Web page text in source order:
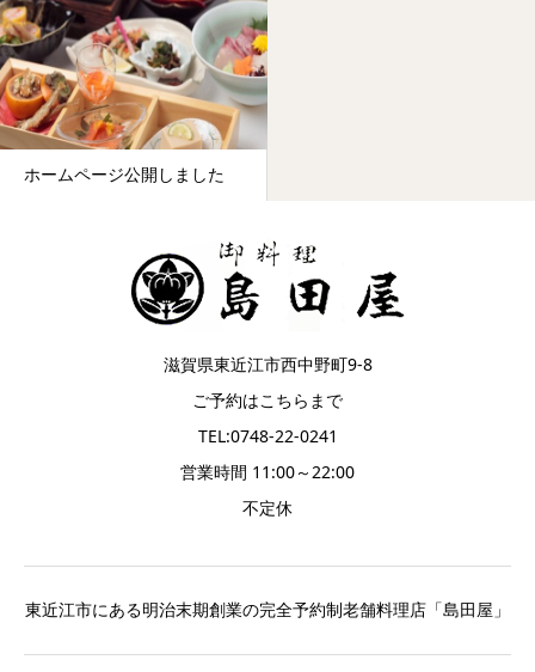
ホームページ公開しました
滋賀県東近江市西中野町9-8
ご予約はこちらまで
TEL:0748-22-0241
営業時間 11:00～22:00
不定休
東近江市にある明治末期創業の完全予約制老舗料理店「島田屋」